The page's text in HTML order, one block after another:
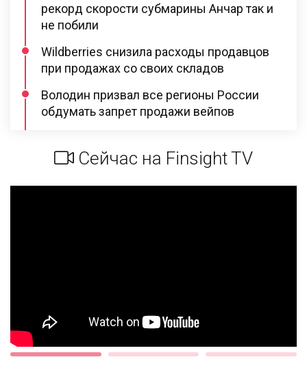
рекорд скорости субмарины Анчар так и
не побили
Wildberries снизила расходы продавцов
при продажах со своих складов
Володин призвал все регионы России
обдумать запрет продажи вейпов
Сейчас на Finsight TV